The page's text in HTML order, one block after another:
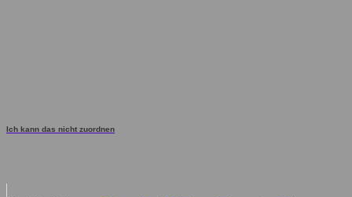
Ich kann das nicht zuordnen